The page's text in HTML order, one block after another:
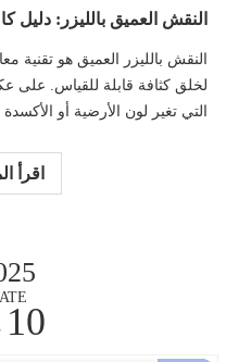
النقش بالليزر العميق هو تقنية
لخلق كثافة قابلة للقياس. على
التي تغير لون الأرضية أو
اقرأ
10